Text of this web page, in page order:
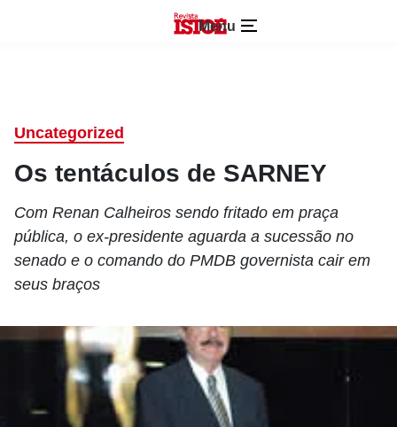
Menu
Uncategorized
Os tentáculos de SARNEY
Com Renan Calheiros sendo fritado em praça
pública, o ex-presidente aguarda a sucessão no
senado e o comando do PMDB governista cair em
seus braços